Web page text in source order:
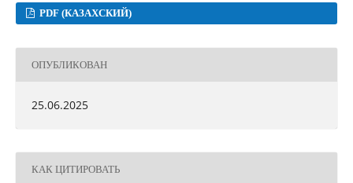
PDF (КАЗАХСКИЙ)
ОПУБЛИКОВАН
25.06.2025
КАК ЦИТИРОВАТЬ